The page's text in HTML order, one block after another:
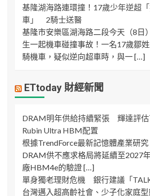
基隆湖海路連環撞！17歲少年逆超
車」 2騎士送醫
基隆市安樂區湖海路二段今天（8日
生一起機車碰撞事故！一名17歲鄒
騎機車，疑似逆向超車時，與一 […]
ETtoday 財經新聞
DRAM明年供給持續緊張 輝達評估
Rubin Ultra HBM配置
根據TrendForce最新記憶體產業研
DRAM供不應求格局將延續至2027
廠HBM4e的驗證 […]
單身獨老理財危機 銀行建議「
台灣邁入超高齡社會、少子化家庭